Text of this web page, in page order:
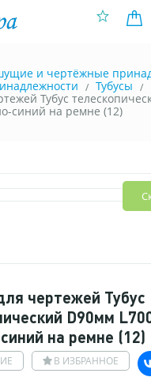
и чертёжные
Тубусы
Тубус
синий на ремне (12)
чертежей Тубус
D90мм
на ремне (12)
В ИЗБРАННОЕ